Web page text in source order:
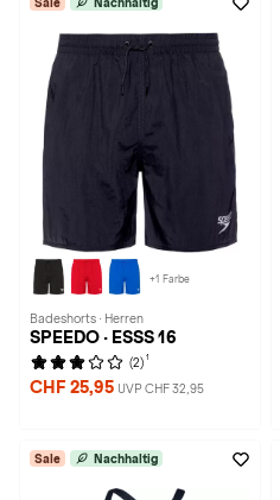
+1 Farbe
Badeshorts · Herren
SPEEDO · ESSS 16
(2) 1
CHF 25,95 UVP CHF 32,95
Sale Nachhaltig